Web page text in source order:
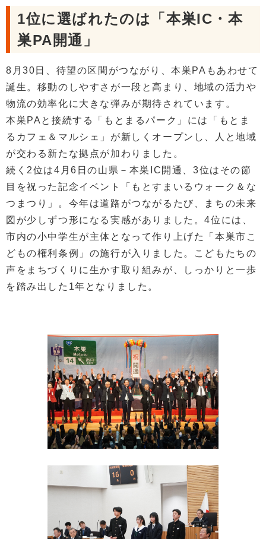
1位に選ばれたのは「本巣IC・本
巣PA開通」
8月30日、待望の区間がつながり、本巣PAもあわせて
誕生。移動のしやすさが一段と高まり、地域の活力や
物流の効率化に大きな弾みが期待されています。
本巣PAと接続する「もとまるパーク」には「もとま
るカフェ＆マルシェ」が新しくオープンし、人と地域
が交わる新たな拠点が加わりました。
続く2位は4月6日の山県－本巣IC開通、3位はその節
目を祝った記念イベント「もとすまいるウォーク＆な
つまつり」。今年は道路がつながるたび、まちの未来
図が少しずつ形になる実感がありました。4位には、
市内の小中学生が主体となって作り上げた「本巣市こ
どもの権利条例」の施行が入りました。こどもたちの
声をまちづくりに生かす取り組みが、しっかりと一歩
を踏み出した1年となりました。